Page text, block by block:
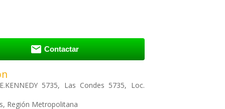
 Contactar
5735, Las Condes 5735, Loc.
Región Metropolitana